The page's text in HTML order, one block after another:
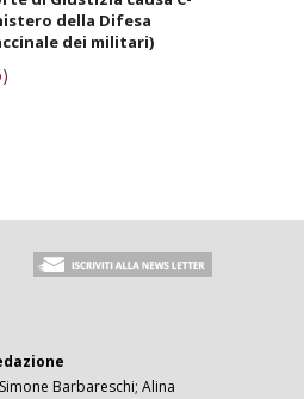
della Difesa
dei militari)
Barbareschi; Alina